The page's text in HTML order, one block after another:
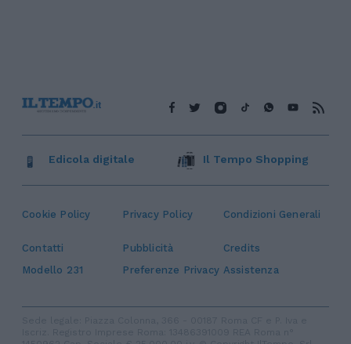
Cookie Policy Privacy Policy Condizioni Generali
Contatti Pubblicità
Credits
Modello 231
Preferenze Privacy Assistenza
Edicola digitale Il Tempo Shopping